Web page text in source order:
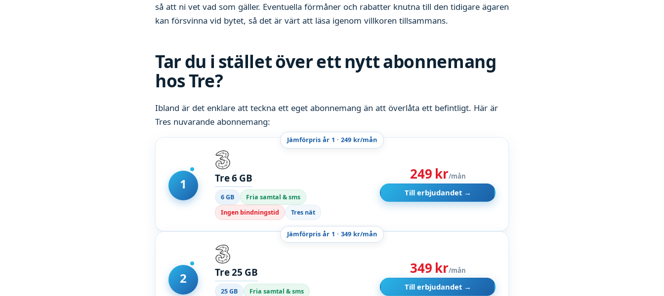
så att ni vet vad som gäller. Eventuella förmåner och rabatter knutna till den tidigare ägaren
kan försvinna vid bytet, så det är värt att läsa igenom villkoren tillsammans.
Tar du i stället över ett nytt abonnemang
hos Tre?
Ibland är det enklare att teckna ett eget abonnemang än att överlåta ett befintligt. Här är
Tres nuvarande abonnemang:
Jämförpris år 1 · 249 kr/mån
1 Tre 6 GB
6 GB Fria samtal & sms
Ingen bindningstid Tres nät
249 kr/mån
Till erbjudandet →
Jämförpris år 1 · 349 kr/mån
2 Tre 25 GB
25 GB Fria samtal & sms
349 kr/mån
Till erbjudandet →